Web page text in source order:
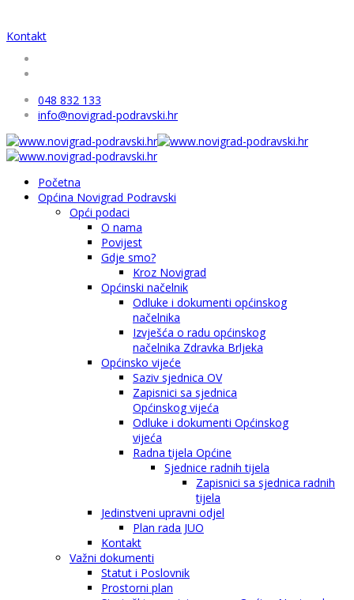
Kontakt
048 832 133
info@novigrad-podravski.hr
Početna
Općina Novigrad Podravski
Opći podaci
O nama
Povijest
Gdje smo?
Kroz Novigrad
Općinski načelnik
Odluke i dokumenti općinskog
načelnika
Izvješća o radu općinskog
načelnika Zdravka Brljeka
Općinsko vijeće
Saziv sjednica OV
Zapisnici sa sjednica
Općinskog vijeća
Odluke i dokumenti Općinskog
vijeća
Radna tijela Općine
Sjednice radnih tijela
Zapisnici sa sjednica radnih
tijela
Jedinstveni upravni odjel
Plan rada JUO
Kontakt
Važni dokumenti
Statut i Poslovnik
Prostorni plan